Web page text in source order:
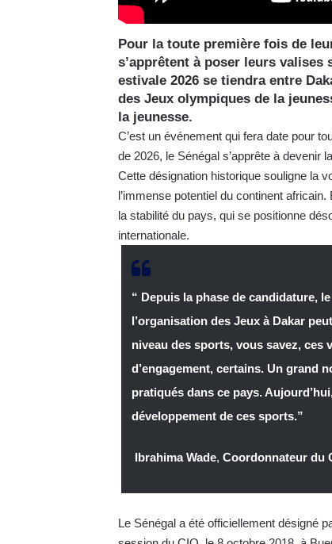
Pour la toute première fois de
s’apprêtent à poser leurs
estivale 2026 se tiendra entre
des Jeux olympiques de la
la jeunesse.
C’est un événement qui fera date pour
de 2026, le Sénégal s’apprête à devenir
Cette désignation historique souligne la
l’immense potentiel du continent
la stabilité du pays, qui se positionne
internationale.
“ Depuis la phase de candidature,
l’organisation des Jeux à Dakar
niveau des sports, vous savez,
d’engagement, certains. Un grand
pratiqués dans ce pays.
développement de ces sports.”
Ibrahima Wade,Coordonnateur du
Le Sénégal a été officiellement désigné